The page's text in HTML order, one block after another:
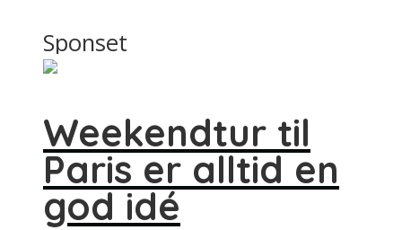
Sponset
Weekendtur til
Paris er alltid en
god idé